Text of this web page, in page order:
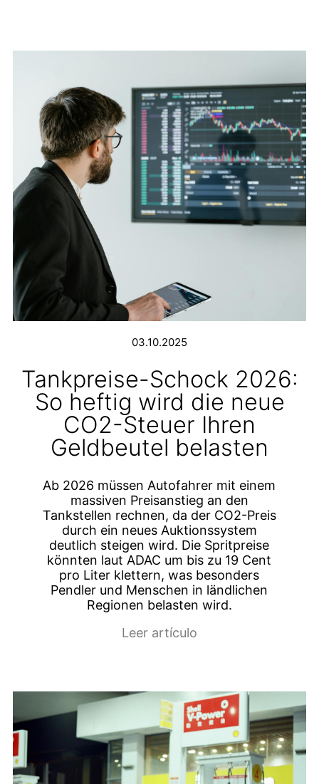
03.10.2025
Tankpreise-Schock 2026:
So heftig wird die neue
CO2-Steuer Ihren
Geldbeutel belasten
Ab 2026 müssen Autofahrer mit einem
massiven Preisanstieg an den
Tankstellen rechnen, da der CO2-Preis
durch ein neues Auktionssystem
deutlich steigen wird. Die Spritpreise
könnten laut ADAC um bis zu 19 Cent
pro Liter klettern, was besonders
Pendler und Menschen in ländlichen
Regionen belasten wird.
Leer artículo